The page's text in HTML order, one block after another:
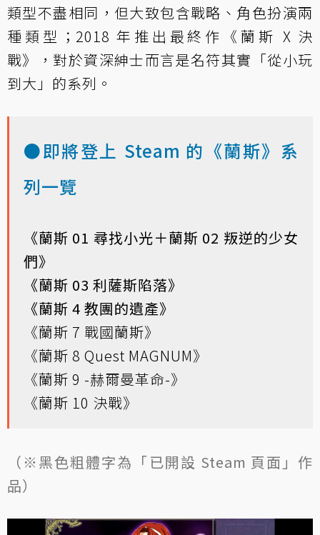
類型不盡相同，但大致包含戰略、角色扮演兩
種類型；2018 年推出最終作《蘭斯 X 決
戰》，對於資深紳士而言是名符其實「從小玩
到大」的系列。
●即將登上 Steam 的《蘭斯》系
列一覽
《蘭斯 01 尋找小光＋蘭斯 02 叛逆的少女
們》
《蘭斯 03 利薩斯陷落》
《蘭斯 4 教團的遺產》
《蘭斯 7 戰國蘭斯》
《蘭斯 8 Quest MAGNUM》
《蘭斯 9 -赫爾曼革命-》
《蘭斯 10 決戰》
（※黑色粗體字為「已開設 Steam 頁面」作
品）